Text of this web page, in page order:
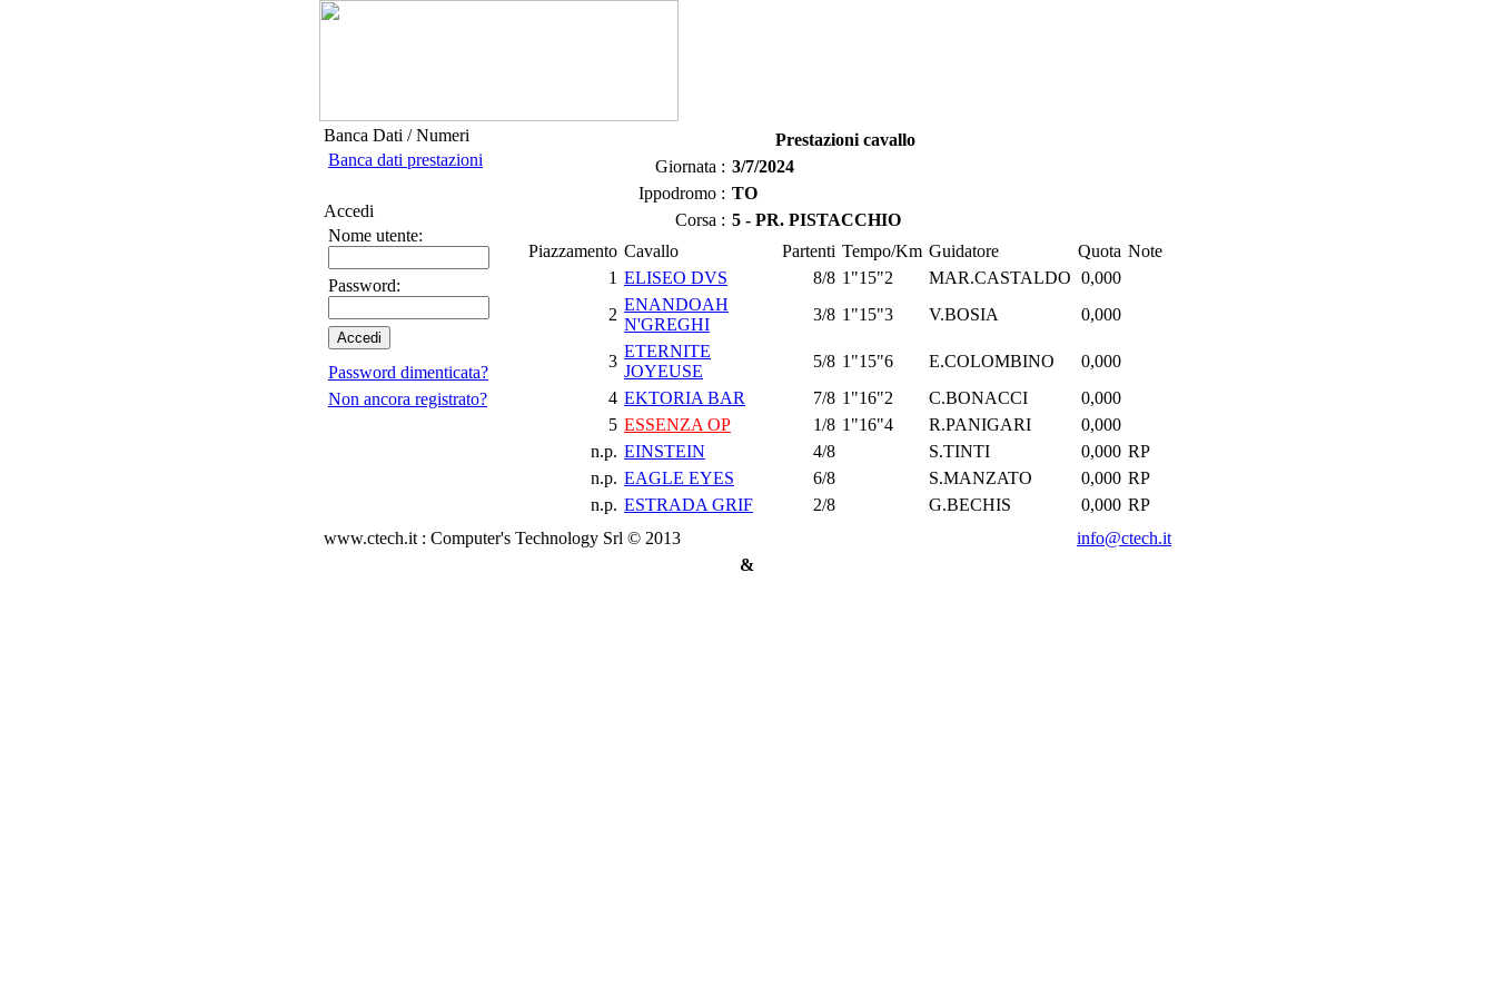
Banca Dati / Numeri
Banca dati prestazioni
Accedi
Nome utente:
Password:
Password dimenticata?
Non ancora registrato?
Prestazioni cavallo
Giornata : 3/7/2024
Ippodromo : TO
Corsa : 5 - PR. PISTACCHIO
Piazzamento Cavallo Partenti Tempo/Km Guidatore Quota Note
1 ELISEO DVS 8/8 1"15"2 MAR.CASTALDO 0,000
2
ENANDOAH
N'GREGHI
3/8 1"15"3 V.BOSIA 0,000
3
ETERNITE
JOYEUSE
5/8 1"15"6 E.COLOMBINO
0,000
4 EKTORIA BAR 7/8 1"16"2 C.BONACCI
0,000
5 ESSENZA OP 1/8 1"16"4 R.PANIGARI
0,000
n.p. EINSTEIN 4/8 S.TINTI 0,000 RP
n.p. EAGLE EYES 6/8 S.MANZATO 0,000 RP
n.p. ESTRADA GRIF 2/8 G.BECHIS 0,000 RP
www.ctech.it : Computer's Technology Srl © 2013
info@ctech.it
&